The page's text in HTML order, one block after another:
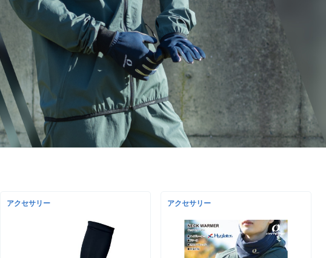
アクセサリー アクセサリー